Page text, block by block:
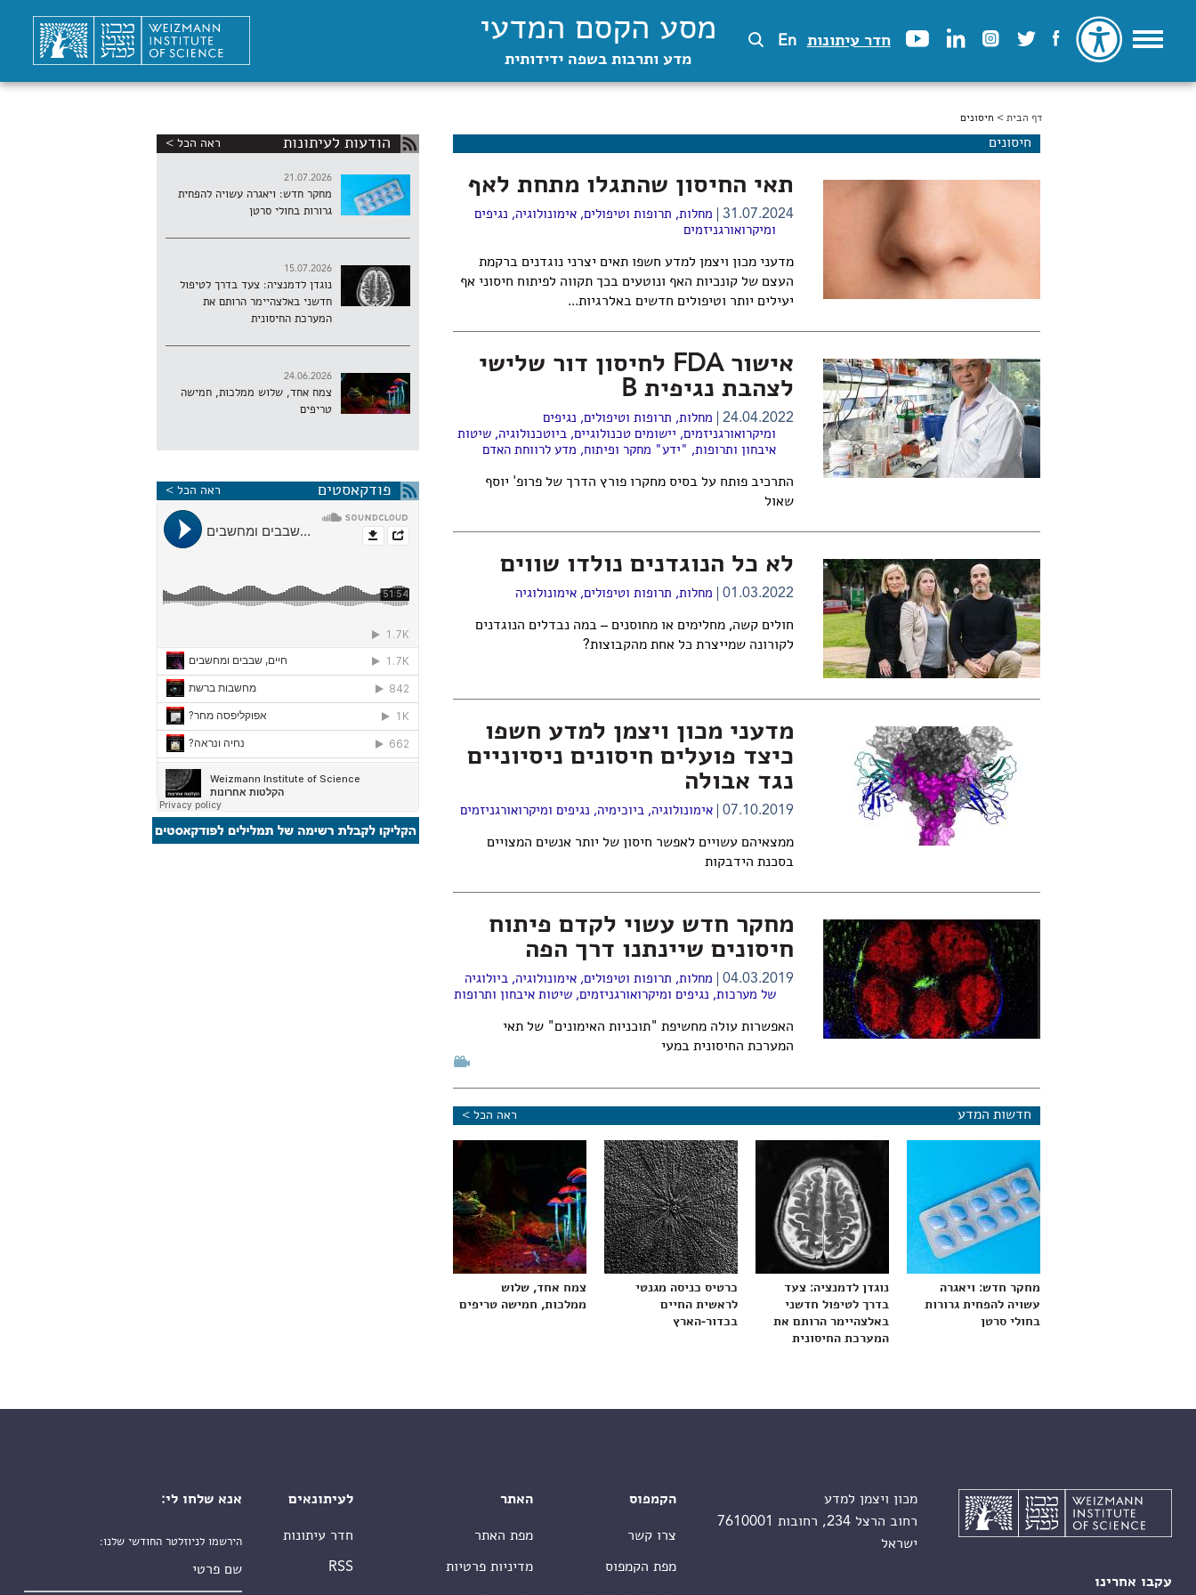
חדר עיתונות En מסע הקסם המדעי
מדע ותרבות בשפה ידידותית
הינך נמצא כאן
דף הבית > חיסונים
חיסונים
תאי החיסון שהתגלו מתחת לאף
31.07.2024 מחלות, תרופות וטיפולים,אימונולוגיה, נגיפים
ומיקרואורגניזמים
מדעני מכון ויצמן למדע חשפו תאים יצרני נוגדנים ברקמת
העצם של קונכיות האף ונוטעים בכך תקווה לפיתוח חיסוני אף
יעילים יותר וטיפולים חדשים באלרגיות...
אישור FDA לחיסון דור שלישי
לצהבת נגיפית B
24.04.2022 מחלות, תרופות וטיפולים, נגיפים
ומיקרואורגניזמים, יישומים טכנולוגיים,ביוטכנולוגיה,שיטות
איבחון ותרופות, "ידע" מחקר ופיתוח, מדע לרווחת האדם
התרכיב פותח על בסיס מחקרו פורץ הדרך של פרופ' יוסף
שאול
לא כל הנוגדנים נולדו שווים
01.03.2022 מחלות, תרופות וטיפולים,אימונולוגיה
חולים קשה, מחלימים או מחוסנים – במה נבדלים הנוגדנים
לקורונה שמייצרת כל אחת מהקבוצות?
מדעני מכון ויצמן למדע חשפו
כיצד פועלים חיסונים ניסיוניים
נגד אבולה
07.10.2019 אימונולוגיה,ביוכימיה, נגיפים ומיקרואורגניזמים
ממצאיהם עשויים לאפשר חיסון של יותר אנשים המצויים
בסכנת הידבקות
מחקר חדש עשוי לקדם פיתוח
חיסונים שיינתנו דרך הפה
04.03.2019 מחלות, תרופות וטיפולים,אימונולוגיה,ביולוגיה
של מערכות, נגיפים ומיקרואורגניזמים,שיטות איבחון ותרופות
האפשרות עולה מחשיפת "תוכניות האימונים" של תאי
המערכת החיסונית במעי
חדשות המדע ראה הכל >
מחקר חדש: ויאגרה
עשויה להפחית גרורות
בחולי סרטן
נוגדן לדמנציה: צעד
בדרך לטיפול חדשני
באלצהיימר הרותם את
המערכת החיסונית
כרטיס כניסה מגנטי
לראשית החיים
בכדור-הארץ
צמח אחד, שלוש
ממלכות, חמישה טריפים
הודעות לעיתונות ראה הכל >
21.07.2026
מחקר חדש: ויאגרה עשויה להפחית
גרורות בחולי סרטן
15.07.2026
נוגדן לדמנציה: צעד בדרך לטיפול
חדשני באלצהיימר הרותם את
המערכת החיסונית
24.06.2026
צמח אחד, שלוש ממלכות, חמישה
טריפים
פודקאסטים ראה הכל >
עקבו אחרינו
מכון ויצמן למדע
רחוב הרצל 234, רחובות 7610001
ישראל
הקמפוס
צרו קשר
מפת הקמפוס
האתר
מפת האתר
מדיניות פרטיות
לעיתונאים
חדר עיתונות
RSS
אנא שלחו לי:
הירשמו לניוזלטר החודשי שלנו: